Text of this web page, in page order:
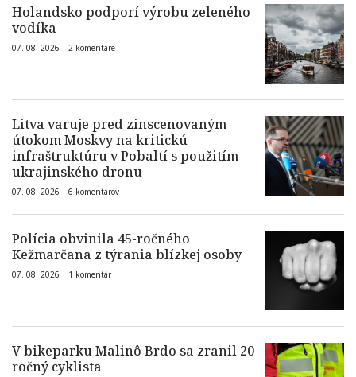
Holandsko podporí výrobu zeleného
vodíka
07. 08. 2026 | 2 komentáre
Litva varuje pred zinscenovaným
útokom Moskvy na kritickú
infraštruktúru v Pobaltí s použitím
ukrajinského dronu
07. 08. 2026 | 6 komentárov
Polícia obvinila 45-ročného
Kežmarčana z týrania blízkej osoby
07. 08. 2026 | 1 komentár
V bikeparku Malinô Brdo sa zranil 20-
ročný cyklista